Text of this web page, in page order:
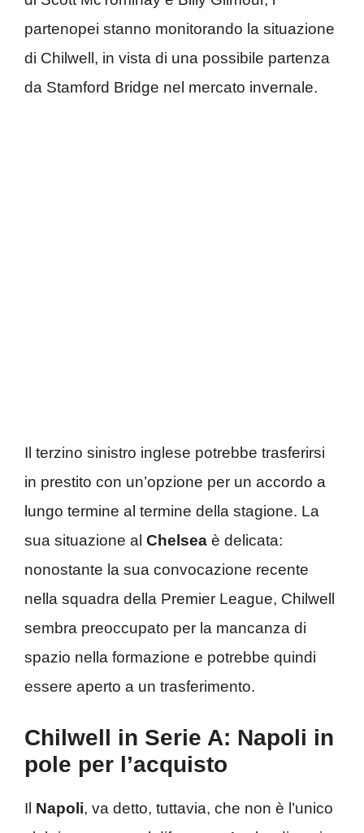
partenopei stanno monitorando la situazione
di Chilwell, in vista di una possibile partenza
da Stamford Bridge nel mercato invernale.
Il terzino sinistro inglese potrebbe trasferirsi
in prestito con un’opzione per un accordo a
lungo termine al termine della stagione. La
sua situazione al Chelsea è delicata:
nonostante la sua convocazione recente
nella squadra della Premier League, Chilwell
sembra preoccupato per la mancanza di
spazio nella formazione e potrebbe quindi
essere aperto a un trasferimento.
Chilwell in Serie A: Napoli in
pole per l’acquisto
Il Napoli, va detto, tuttavia, che non è l’unico